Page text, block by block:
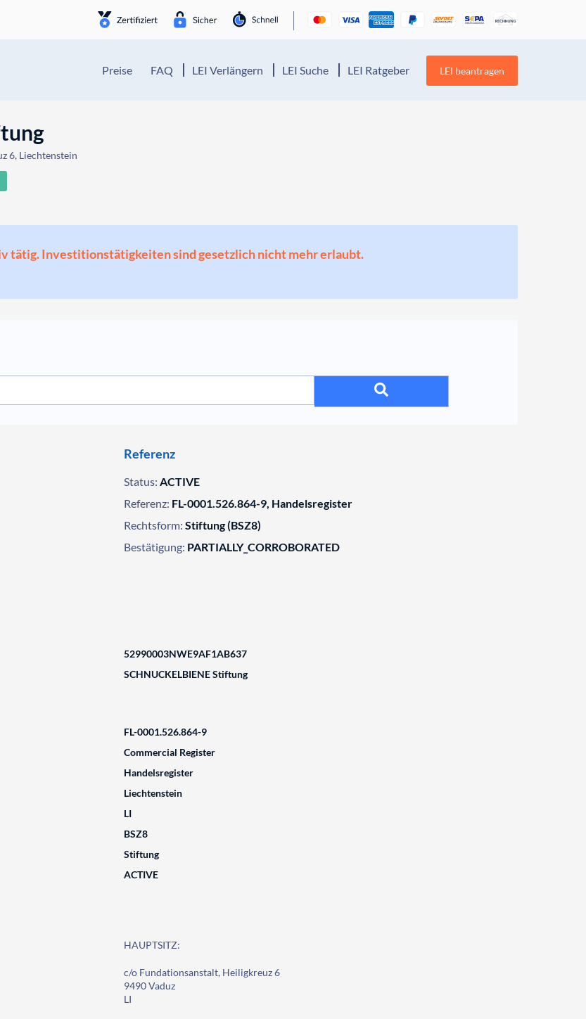
Preise FAQ LEI Verlängern LEI Suche LEI Ratgeber LEI beantragen
6, Liechtenstein
tätig. Investitionstätigkeiten sind gesetzlich nicht mehr erlaubt.
Referenz
Status: ACTIVE
Referenz: FL-0001.526.864-9, Handelsregister
Rechtsform: Stiftung (BSZ8)
Bestätigung: PARTIALLY_CORROBORATED
52990003NWE9AF1AB637
SCHNUCKELBIENE Stiftung
FL-0001.526.864-9
Commercial Register
Handelsregister
Liechtenstein
LI
BSZ8
Stiftung
ACTIVE
HAUPTSITZ:
c/o Fundationsanstalt, Heiligkreuz 6
9490 Vaduz
LI